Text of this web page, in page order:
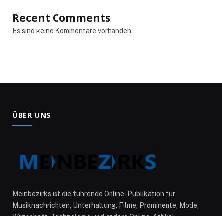
Recent Comments
Es sind keine Kommentare vorhanden.
ÜBER UNS
Meinbezirks ist die führende Online-Publikation für
Musiknachrichten, Unterhaltung, Filme, Prominente, Mode,